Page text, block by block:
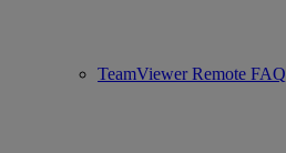
TeamViewer Remote FAQ